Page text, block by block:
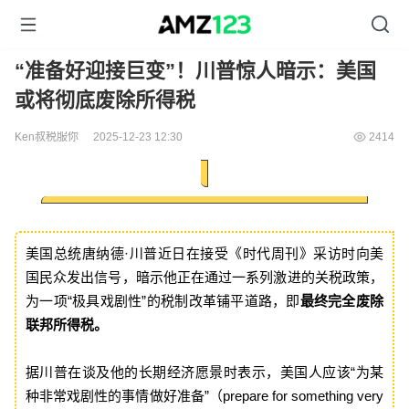
“准备好迎接巨变”！川普惊人暗示：美国
或将彻底废除所得税
Ken叔税服你 2025-12-23 12:30 2414
美国总统唐纳德·川普近日在接受《时代周刊》采访时向美
国民众发出信号，暗示他正在通过一系列激进的关税政策，
为一项“极具戏剧性”的税制改革铺平道路，即最终完全废除
联邦所得税。
据川普在谈及他的长期经济愿景时表示，美国人应该“为某
种非常戏剧性的事情做好准备”（prepare for something very